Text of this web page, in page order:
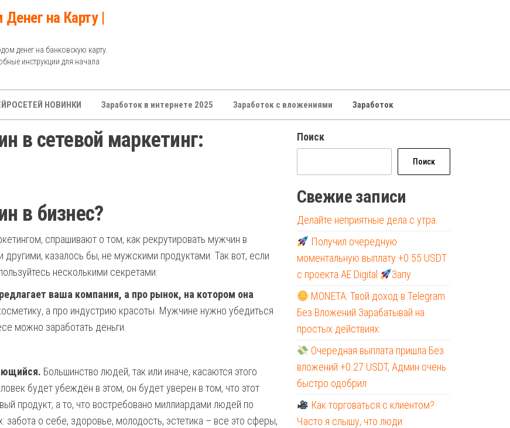
на Карту |
денег на банковскую карту.
инструкции для начала
НОВИНКИ Заработок в интернете 2025 Заработок с вложениями Заработок
в сетевой маркетинг:
в бизнес?
спрашивают о том, как рекрутировать мужчин в
казалось бы, не мужскими продуктами. Так вот, если
несколькими секретами:
ваша компания, а про рынок, на котором она
а про индустрию красоты. Мужчине нужно убедиться
можно заработать деньги.
Большинство людей, так или иначе, касаются этого
будет убеждён в этом, он будет уверен в том, что этот
продукт, а то, что востребовано миллиардами людей по
о себе, здоровье, молодость, эстетика – все это сферы,
Поиск
Поиск
Свежие записи
Делайте неприятные дела с утра.
Получил очередную
моментальную выплату +0.55 USDT
с проекта AE Digital
Запу
MONETA: Твой доход в Telegram
Без Вложений Зарабатывай на
простых действиях:
Очередная выплата пришла Без
вложений +0.27 USDT, Админ очень
быстро одобрил
Как торговаться с клиентом?
Часто я слышу, что люди